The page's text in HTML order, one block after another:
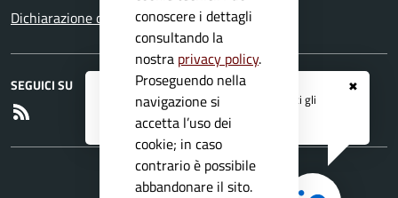
✖
Registrati ai serviziAPP IO
e ricevi tutti gli
aggiornamenti dall'Ente
Dichiarazione di accessibilità
SEGUICI SU
conoscere i dettagli
consultando la
nostra privacy policy.
Proseguendo nella
navigazione si
accetta l’uso dei
cookie; in caso
contrario è possibile
abbandonare il sito.